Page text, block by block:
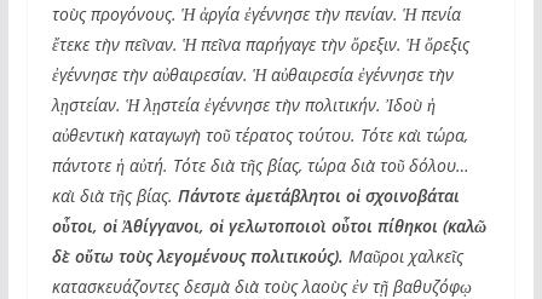
τοὺς προγόνους. Ἡ ἀργία ἐγέννησε τὴν πενίαν. Ἡ πενία
ἔτεκε τὴν πεῖναν. Ἡ πεῖνα παρήγαγε τὴν ὄρεξιν. Ἡ ὄρεξις
ἐγέννησε τὴν αὐθαιρεσίαν. Ἡ αὐθαιρεσία ἐγέννησε τὴν
λῃστείαν. Ἡ λῃστεία ἐγέννησε τὴν πολιτικήν. Ἰδοὺ ἡ
αὐθεντικὴ καταγωγὴ τοῦ τέρατος τούτου. Τότε καὶ τώρα,
πάντοτε ἡ αὐτή. Τότε διὰ τῆς βίας, τώρα διὰ τοῦ δόλου…
καὶ διὰ τῆς βίας. Πάντοτε ἀμετάβλητοι οἱ σχοινοβάται
οὗτοι, οἱ Ἀθίγγανοι, οἱ γελωτοποιοὶ οὗτοι πίθηκοι (καλῶ
δὲ οὔτω τοὺς λεγομένους πολιτικούς). Μαῦροι χαλκεῖς
κατασκευάζοντες δεσμὰ διὰ τοὺς λαοὺς ἐν τῇ βαθυζόφῳ